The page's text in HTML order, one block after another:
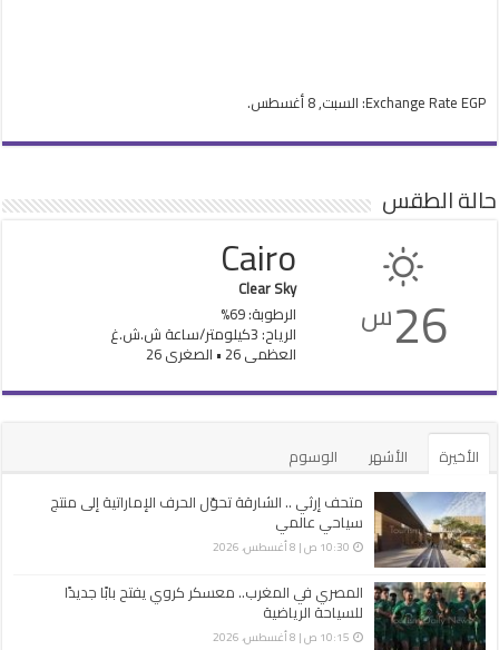
Exchange Rate EGP : السبت, 8 أغسطس.
حالة الطقس
26س
Cairo
Clear Sky
الرطوبة: 69%
الرياح: 3كيلومتر/ساعة ش.ش.غ
العظمى 26 • الصغرى 26
الأخيرة الأشهر
الوسوم
متحف إرثي .. الشارقة تحوّل الحرف الإماراتية إلى منتج
سياحي عالمي
10:30 ص | 8 أغسطس، 2026
المصري في المغرب.. معسكر كروي يفتح بابًا جديدًا
للسياحة الرياضية
10:15 ص | 8 أغسطس، 2026